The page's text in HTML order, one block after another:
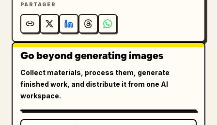
PARTAGER
Go beyond generating images
Collect materials, process them, generate
finished work, and distribute it from one AI
workspace.